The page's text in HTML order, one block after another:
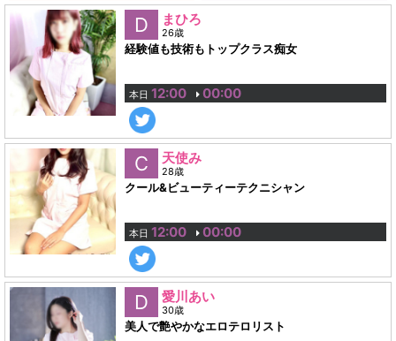
D まひろ
26歳
経験値も技術もトップクラス痴女
本日 12:00 00:00
C 天使み
28歳
クール&ビューティーテクニシャン
本日 12:00 00:00
D 愛川あい
30歳
美人で艶やかなエロテロリスト